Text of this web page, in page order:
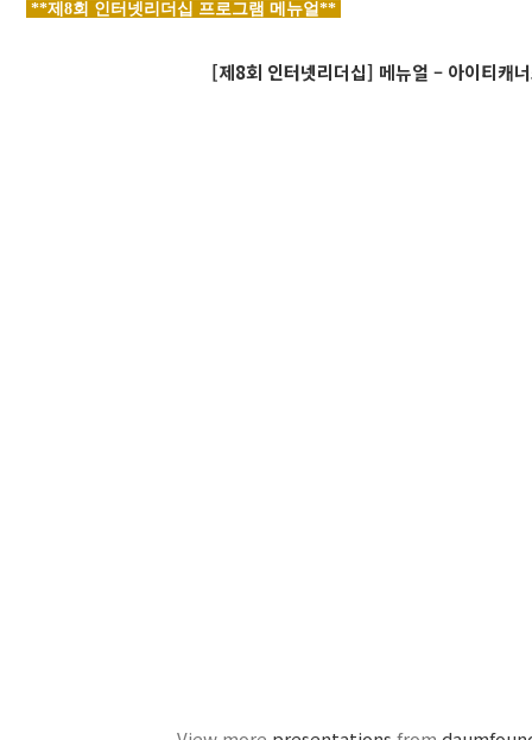
**제8회 인터넷리더십 프로그램 메뉴얼**
[제8회 인터넷리더십] 메뉴얼 – 아이티캐